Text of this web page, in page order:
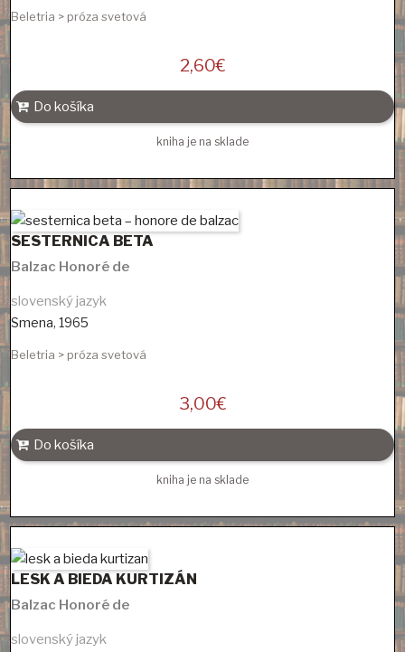
Beletria > próza svetová
2,60€
Do košíka
kniha je na sklade
SESTERNICA BETA
Balzac Honoré de
slovenský jazyk
Smena, 1965
Beletria > próza svetová
3,00€
Do košíka
kniha je na sklade
LESK A BIEDA KURTIZÁN
Balzac Honoré de
slovenský jazyk